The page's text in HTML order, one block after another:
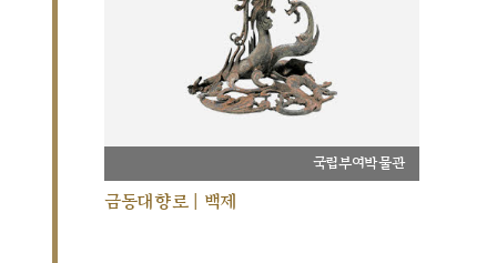
국립부여박물관
금동대향로 | 백제